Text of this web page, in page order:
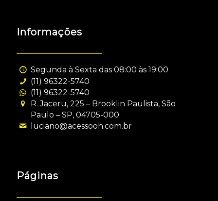
Informações
Segunda à Sexta das 08:00 às 19:00
(11) 96322-5740
(11) 96322-5740
R. Jaceru, 225 – Brooklin Paulista, São
Paulo – SP, 04705-000
luciano@acessooh.com.br
Páginas